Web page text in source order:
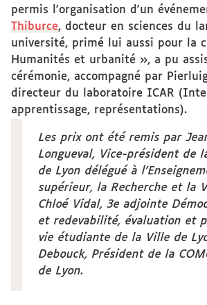
permis l'organisation d'un
Thiburce, docteur en sciences du
université, primé lui aussi pour la
Humanités et urbanité », a pu
cérémonie, accompagné par
directeur du laboratoire ICAR
apprentissage, représentations).
Les prix ont été remis par
Longueval, Vice-président de
de Lyon délégué à
supérieur, la Recherche et la
Chloé Vidal, 3e adjointe
et redevabilité, évaluation et
vie étudiante de la Ville de
Debouck, Président de la
de Lyon.